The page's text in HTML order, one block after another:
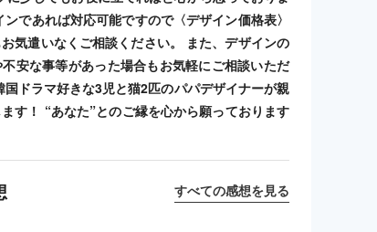
であれば対応可能ですので〈デザイン価格表〉
気遣いなくご相談ください。 また、デザインの
安な事等があった場合もお気軽にご相談いただ
国ドラマ好きな3児と猫2匹のパパデザイナーが親
す！ “あなた”とのご縁を心から願っております
すべての感想を見る